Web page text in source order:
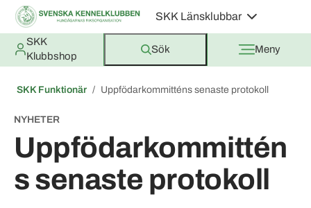
SKK Länsklubbar
SKK
Klubbshop
Sök Meny
SKK Funktionär Uppfödarkommitténs senaste protokoll
Uppfödarkommittén
s senaste protokoll
NYHETER